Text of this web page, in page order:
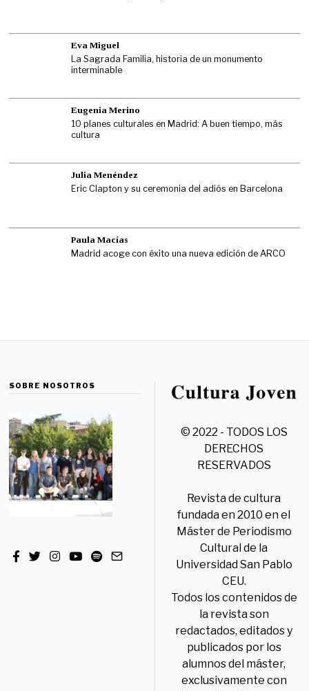
Eva Miguel
La Sagrada Familia, historia de un monumento
interminable
Eugenia Merino
10 planes culturales en Madrid: A buen tiempo, más
cultura
Julia Menéndez
Eric Clapton y su ceremonia del adiós en Barcelona
Paula Macías
Madrid acoge con éxito una nueva edición de ARCO
SOBRE NOSOTROS
© 2022 - TODOS LOS
DERECHOS
RESERVADOS
Revista de cultura
fundada en 2010 en el
Máster de Periodismo
Cultural de la
Universidad San Pablo
CEU.
Todos los contenidos de
la revista son
redactados, editados y
publicados por los
alumnos del máster,
exclusivamente con